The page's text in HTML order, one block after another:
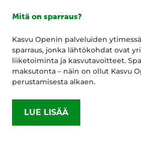
Mitä on sparraus?
Kasvu Openin palveluiden
sparraus, jonka lähtökohdat ovat
liiketoiminta ja kasvutavoitteet.
maksutonta – näin on ollut Kasvu
perustamisesta alkaen.
LUE LISÄÄ